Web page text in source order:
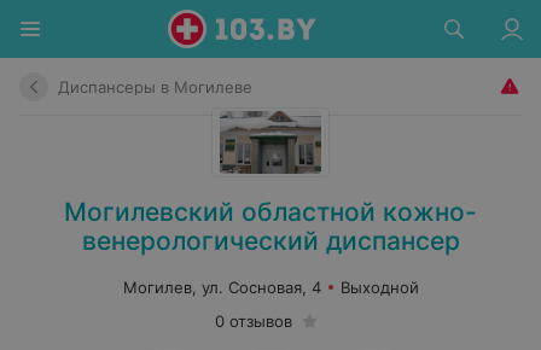
Диспансеры в Могилеве
Могилевский областной кожно-
венерологический диспансер
Могилев, ул. Сосновая, 4
Выходной
0 отзывов